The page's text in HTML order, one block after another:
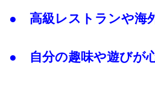
● 高級レストランや海
● 自分の趣味や遊びが